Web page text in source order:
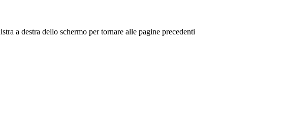
a destra dello schermo per tornare alle pagine precedenti